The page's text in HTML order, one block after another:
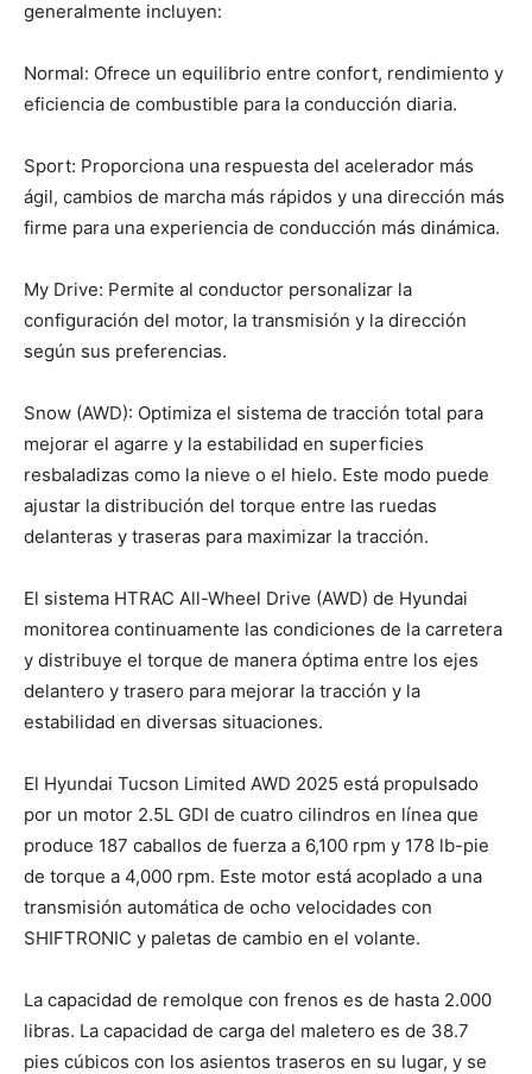
generalmente incluyen:
Normal: Ofrece un equilibrio entre confort, rendimiento y
eficiencia de combustible para la conducción diaria.
Sport: Proporciona una respuesta del acelerador más
ágil, cambios de marcha más rápidos y una dirección más
firme para una experiencia de conducción más dinámica.
My Drive: Permite al conductor personalizar la
configuración del motor, la transmisión y la dirección
según sus preferencias.
Snow (AWD): Optimiza el sistema de tracción total para
mejorar el agarre y la estabilidad en superficies
resbaladizas como la nieve o el hielo. Este modo puede
ajustar la distribución del torque entre las ruedas
delanteras y traseras para maximizar la tracción.
El sistema HTRAC All-Wheel Drive (AWD) de Hyundai
monitorea continuamente las condiciones de la carretera
y distribuye el torque de manera óptima entre los ejes
delantero y trasero para mejorar la tracción y la
estabilidad en diversas situaciones.
El Hyundai Tucson Limited AWD 2025 está propulsado
por un motor 2.5L GDI de cuatro cilindros en línea que
produce 187 caballos de fuerza a 6,100 rpm y 178 lb-pie
de torque a 4,000 rpm. Este motor está acoplado a una
transmisión automática de ocho velocidades con
SHIFTRONIC y paletas de cambio en el volante.
La capacidad de remolque con frenos es de hasta 2.000
libras. La capacidad de carga del maletero es de 38.7
pies cúbicos con los asientos traseros en su lugar, y se